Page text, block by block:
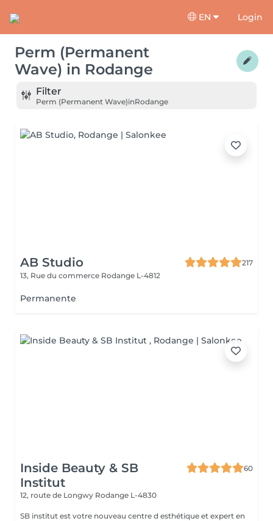
EN Login
Perm (Permanent
Wave) in Rodange
Filter
Perm (Permanent Wave)inRodange
AB Studio
217
13, Rue du commerce Rodange L-4812
Permanente
Inside Beauty & SB
Institut
60
12, route de Longwy Rodange L-4830
SB institut est votre nouveau centre d esthétique et expert en